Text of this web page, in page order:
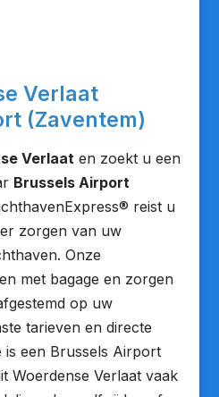
Verlaat
(Zaventem)
Verlaaten zoekt u een
Brussels Airport
reist u
zorgen van uw
Onze
met bagage en zorgen
op uw
tarieven en directe
een Brussels Airport
Woerdense Verlaat vaak